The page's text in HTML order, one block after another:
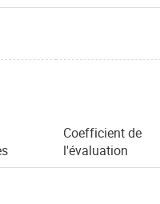
Coefficient de
l'évaluation